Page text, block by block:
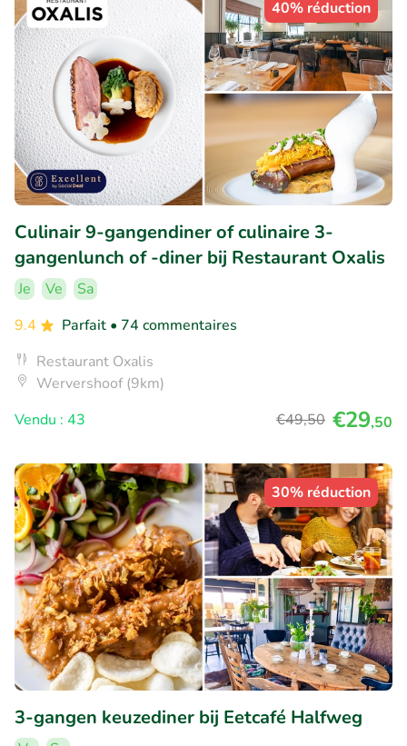
40% réduction
Culinair 9-gangendiner of culinaire 3-
gangenlunch of -diner bij Restaurant Oxalis
Je Ve
Sa
9.4
Parfait • 74 commentaires
Restaurant Oxalis
Wervershoof (9km)
Vendu : 43
€49,50 €29,50
30% réduction
3-gangen keuzediner bij Eetcafé Halfweg